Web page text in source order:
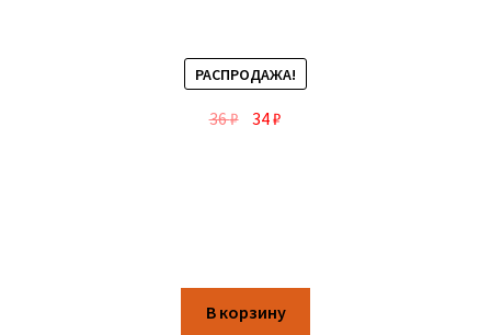
РАСПРОДАЖА!
36₽ 34₽
В корзину